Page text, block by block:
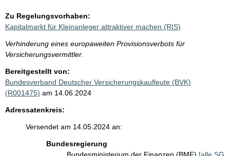
Zu Regelungsvorhaben:
Kapitalmarkt für Kleinanleger attraktiver machen (RIS)
Verhinderung eines europaweiten Provisionsverbots für
Versicherungsvermittler.
Bereitgestellt von:
Bundesverband Deutscher Versicherungskaufleute (BVK)
(R001475) am 14.06.2024
Adressatenkreis:
Versendet am 14.05.2024 an:
Bundesregierung